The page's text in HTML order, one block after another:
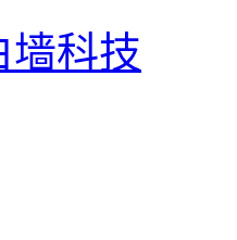
墙科技